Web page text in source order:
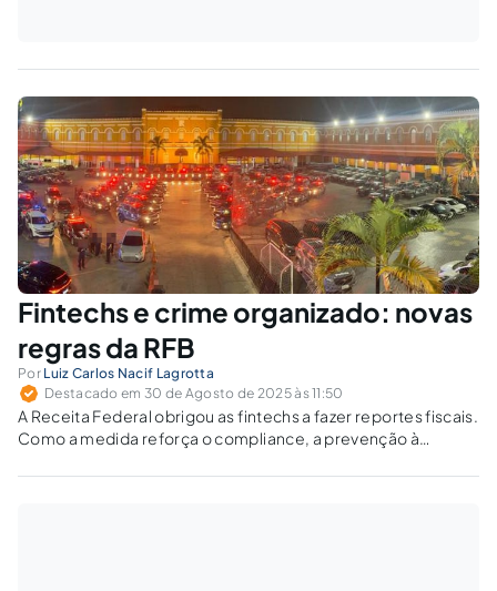
Fintechs e crime organizado: novas
regras da RFB
Por Luiz Carlos Nacif Lagrotta
Destacado em 30 de Agosto de 2025 às 11:50
A Receita Federal obrigou as fintechs a fazer reportes fiscais.
Como a medida reforça o compliance, a prevenção à